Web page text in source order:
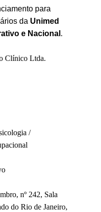
para
da Unimed
e Nacional .
Clínico Ltda.
/
nº 242, Sala
do Rio de Janeiro,